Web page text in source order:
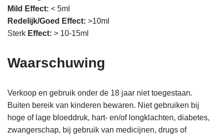
Mild Effect: < 5ml
Redelijk/Goed Effect: >10ml
Sterk Effect: > 10-15ml
Waarschuwing
Verkoop en gebruik onder de 18 jaar niet toegestaan.
Buiten bereik van kinderen bewaren. Niet gebruiken bij
hoge of lage bloeddruk, hart- en/of longklachten, diabetes,
zwangerschap, bij gebruik van medicijnen, drugs of